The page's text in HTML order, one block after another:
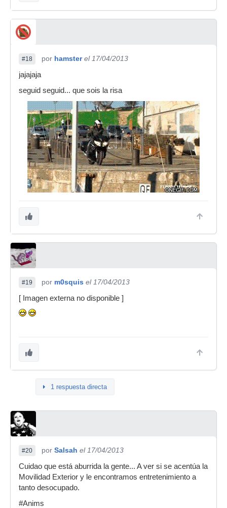
#18 por hamster el 17/04/2013
jajajaja
seguid seguid... que sois la risa
#19 por m0squis el 17/04/2013
[ Imagen externa no disponible ]
1 respuesta directa
#20 por Salsah el 17/04/2013
Cuidao que está aburrida la gente... A ver si se acentúa la
Movilidad Exterior y le encontramos entretenimiento a
tanto desocupado.
#Anims